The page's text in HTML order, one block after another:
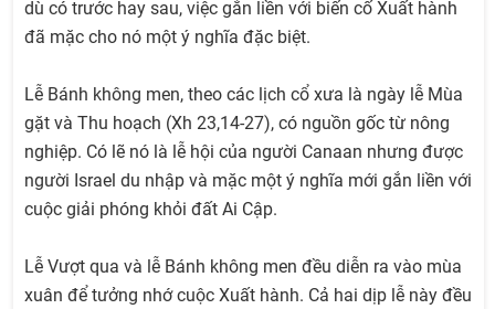
dù có trước hay sau, việc gắn liền với biến cố Xuất hành
đã mặc cho nó một ý nghĩa đặc biệt.
Lễ Bánh không men, theo các lịch cổ xưa là ngày lễ Mùa
gặt và Thu hoạch (Xh 23,14-27), có nguồn gốc từ nông
nghiệp. Có lẽ nó là lễ hội của người Canaan nhưng được
người Israel du nhập và mặc một ý nghĩa mới gắn liền với
cuộc giải phóng khỏi đất Ai Cập.
Lễ Vượt qua và lễ Bánh không men đều diễn ra vào mùa
xuân để tưởng nhớ cuộc Xuất hành. Cả hai dịp lễ này đều